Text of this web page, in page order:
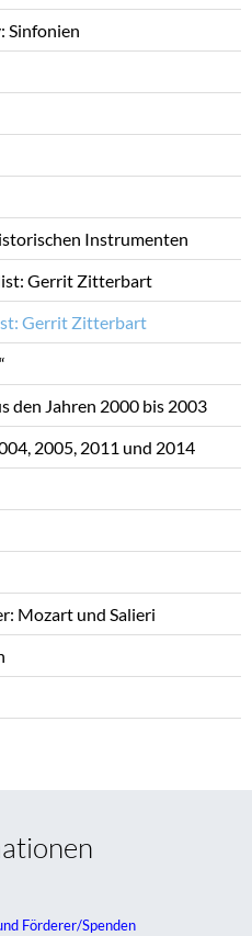
Sinfonien
Instrumenten
Gerrit Zitterbart
Gerrit Zitterbart
den Jahren 2000 bis 2003
2005, 2011 und 2014
Mozart und Salieri
Förderer/Spenden